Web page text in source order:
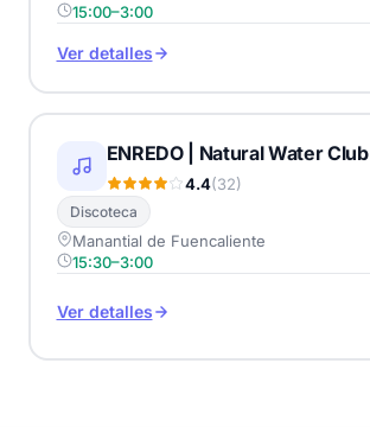
15:00–3:00
Ver detalles
ENREDO | Natural Water Club
4.4(32)
Discoteca
Manantial de Fuencaliente
15:30–3:00
Ver detalles